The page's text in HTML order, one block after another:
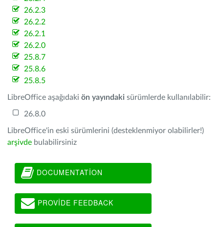
26.2.3
26.2.2
26.2.1
26.2.0
25.8.7
25.8.6
25.8.5
LibreOffice aşağıdaki ön yayındaki sürümlerde kullanılabilir:
26.8.0
LibreOffice'in eski sürümlerini (desteklenmiyor olabilirler!)
arşivde bulabilirsiniz
DOCUMENTATION
PROVIDE FEEDBACK